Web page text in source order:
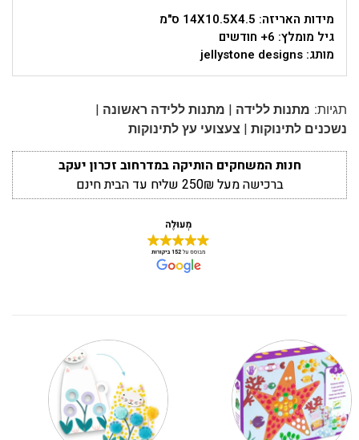
מידות האריזה: 14X10.5X4.5 ס"מ
גיל מומלץ: 6+ חודשים
מותג: jellystone designs
תגיות: מתנות ללידה | מתנות ללידה ראשונה |
נשכנים לתינוקות | צעצועי עץ לתינוקות
חנות המשחקים הותיקה במדרחוב זכרון יעקב
ברכישה מעל 250₪ שליח עד הבית חינם